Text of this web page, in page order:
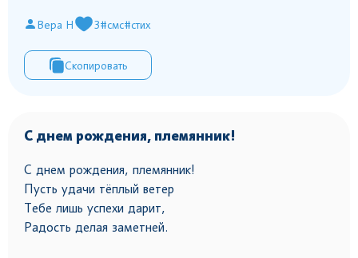
Вера Н 3#смс#стих
Скопировать
С днем рождения, племянник!
С днем рождения, племянник!
Пусть удачи тёплый ветер
Тебе лишь успехи дарит,
Радость делая заметней.